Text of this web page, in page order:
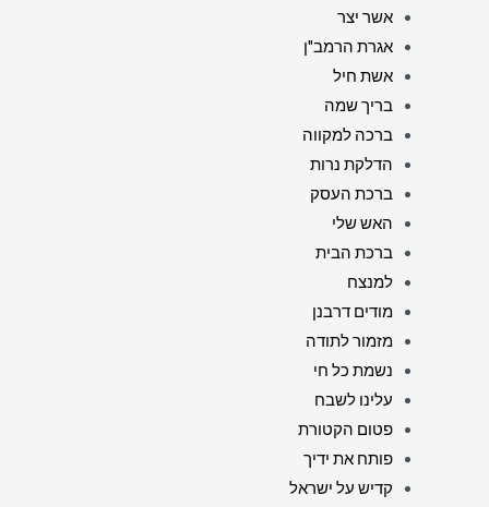
אשר יצר
אגרת הרמב"ן
אשת חיל
בריך שמה
ברכה למקווה
הדלקת נרות
ברכת העסק
האש שלי
ברכת הבית
למנצח
מודים דרבנן
מזמור לתודה
נשמת כל חי
עלינו לשבח
פטום הקטורת
פותח את ידיך
קדיש על ישראל